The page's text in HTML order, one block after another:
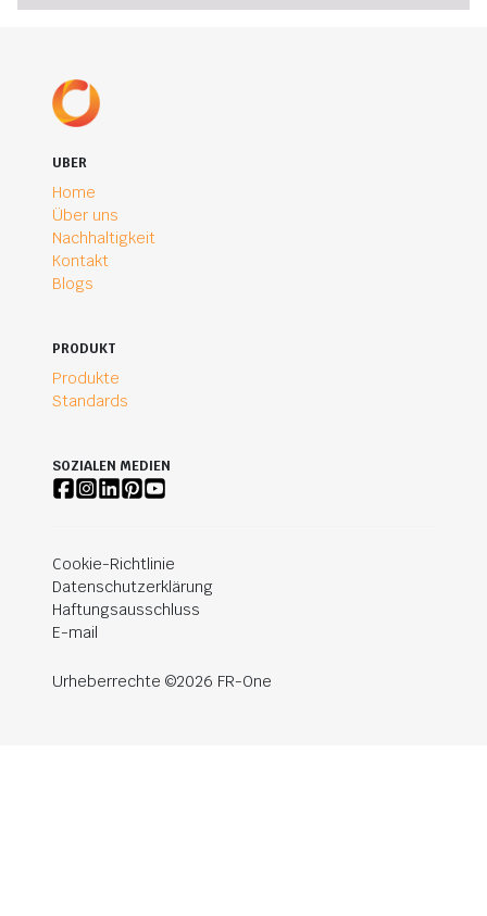
UBER
Home
Über uns
Nachhaltigkeit
Kontakt
Blogs
PRODUKT
Produkte
Standards
SOZIALEN MEDIEN
Cookie-Richtlinie
Datenschutzerklärung
Haftungsausschluss
E-mail
Urheberrechte ©2026 FR-One